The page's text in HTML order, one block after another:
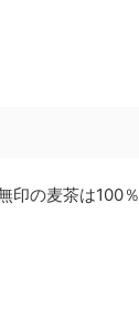
印の麦茶は100％